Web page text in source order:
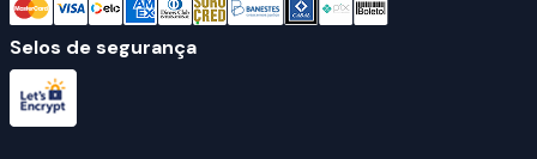
Selos de segurança